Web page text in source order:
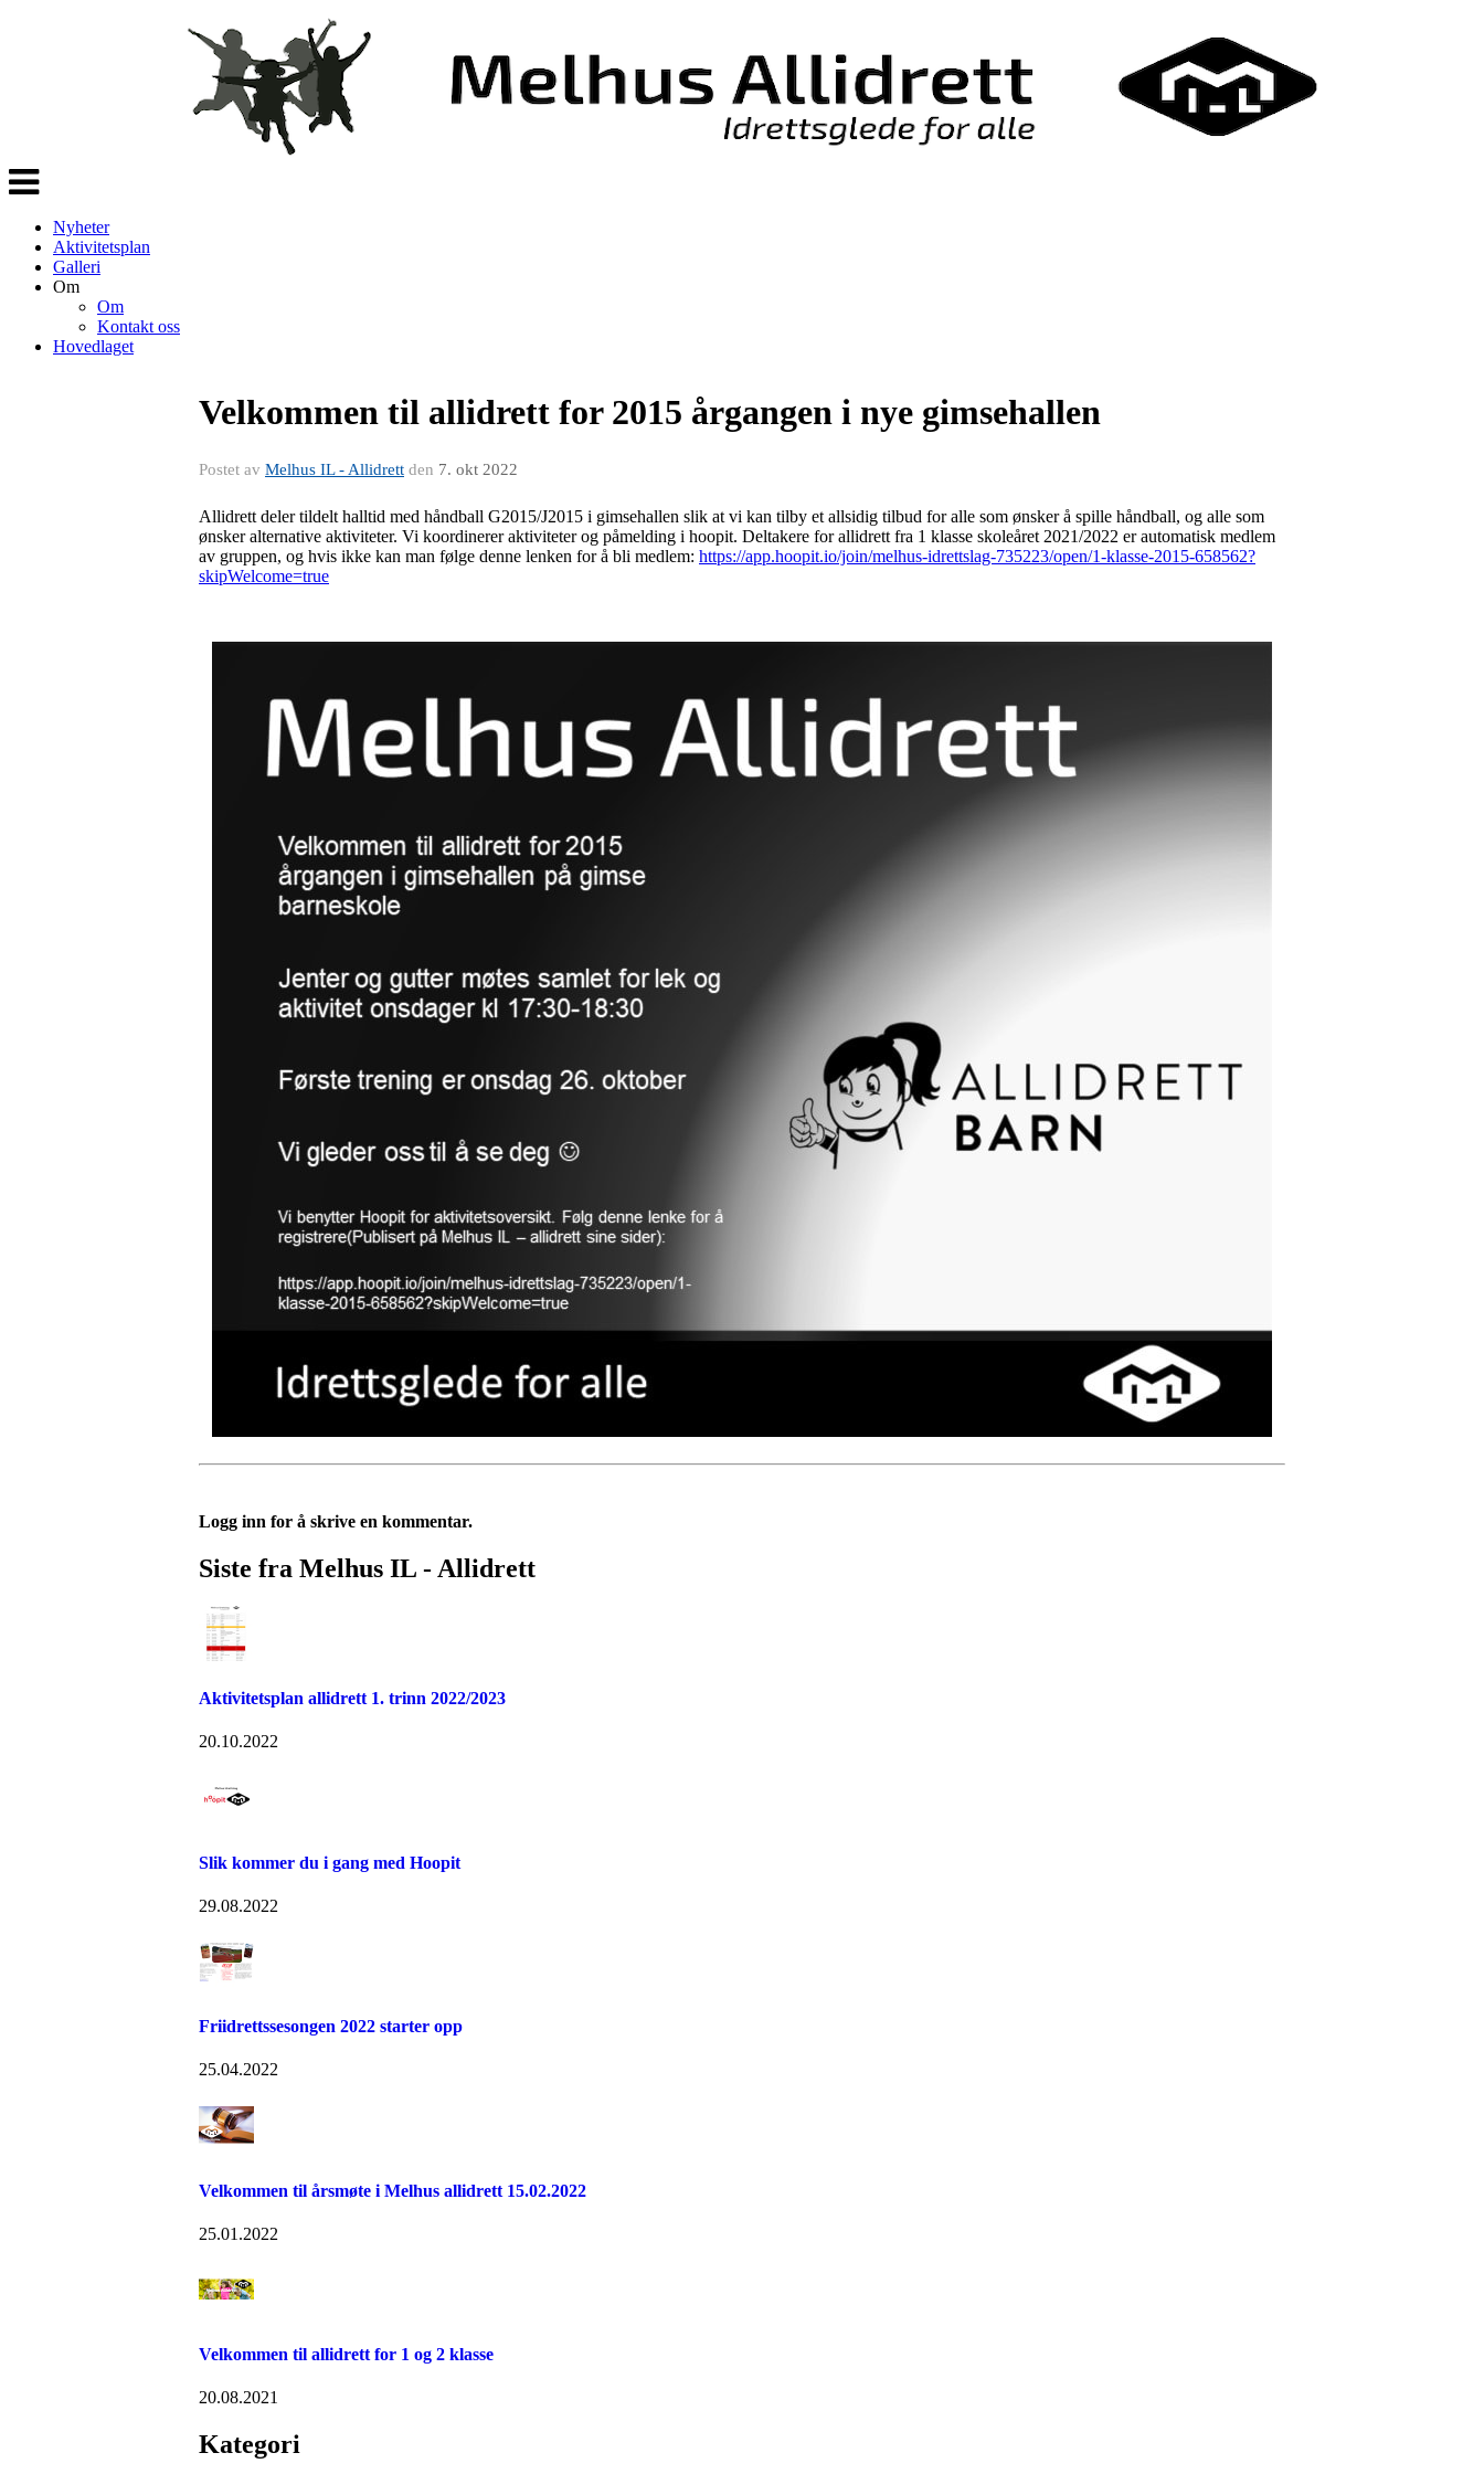
Veksle
navigasjon
Nyheter
Aktivitetsplan
Galleri
Om
Om
Kontakt oss
Hovedlaget
Velkommen til allidrett for 2015 årgangen i nye gimsehallen
Postet av Melhus IL - Allidrett den 7. okt 2022
Allidrett deler tildelt halltid med håndball G2015/J2015 i gimsehallen slik at vi kan tilby et allsidig tilbud for alle som ønsker å spille håndball, og alle som
ønsker alternative aktiviteter. Vi koordinerer aktiviteter og påmelding i hoopit. Deltakere for allidrett fra 1 klasse skoleåret 2021/2022 er automatisk medlem
av gruppen, og hvis ikke kan man følge denne lenken for å bli medlem: https://app.hoopit.io/join/melhus-idrettslag-735223/open/1-klasse-2015-658562?
skipWelcome=true
Logg inn for å skrive en kommentar.
Siste fra Melhus IL - Allidrett
Aktivitetsplan allidrett 1. trinn 2022/2023
20.10.2022
Slik kommer du i gang med Hoopit
29.08.2022
Friidrettssesongen 2022 starter opp
25.04.2022
Velkommen til årsmøte i Melhus allidrett 15.02.2022
25.01.2022
Velkommen til allidrett for 1 og 2 klasse
20.08.2021
Kategori